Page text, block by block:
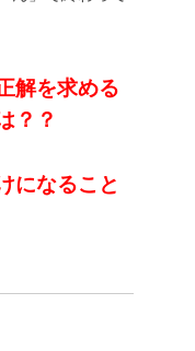
解を求める
？？
になること